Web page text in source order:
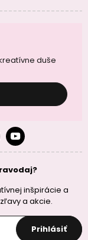
duše
inšpirácie a
a akcie.
Prihlásiť